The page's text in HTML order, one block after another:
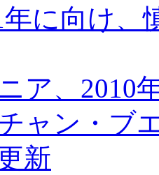
年に向け
ア、2010
ャン・ブ
新